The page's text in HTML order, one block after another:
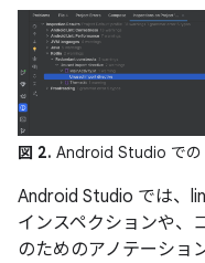
図 2. Android Studio での
Android Studio では、
インスペクションや、
のためのアノテーショ